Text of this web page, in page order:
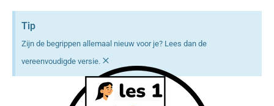
Tip
Zijn de begrippen allemaal nieuw voor je? Lees dan de
vereenvoudigde versie. ×